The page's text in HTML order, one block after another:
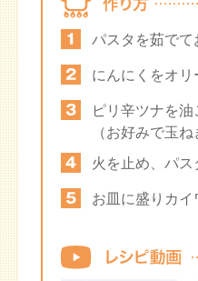
パスタを茹でて
にんにくをオ
ピリ辛ツナを
（お好みで玉
火を止め、パス
お皿に盛りカイ